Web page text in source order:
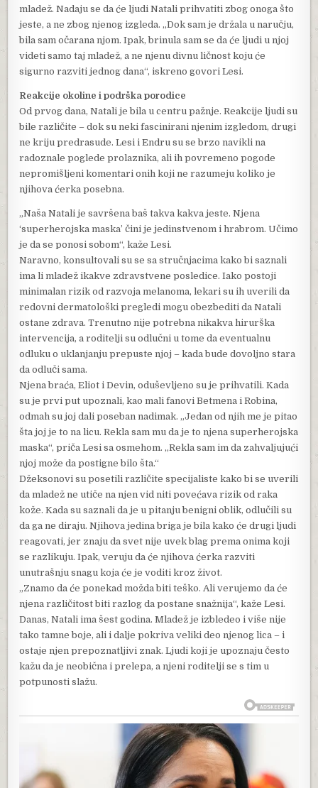
mladež. Nadaju se da će ljudi Natali prihvatiti zbog onoga što
jeste, a ne zbog njenog izgleda. „Dok sam je držala u naručju,
bila sam očarana njom. Ipak, brinula sam se da će ljudi u njoj
videti samo taj mladež, a ne njenu divnu ličnost koju će
sigurno razviti jednog dana“, iskreno govori Lesi.
Reakcije okoline i podrška porodice
Od prvog dana, Natali je bila u centru pažnje. Reakcije ljudi su
bile različite – dok su neki fascinirani njenim izgledom, drugi
ne kriju predrasude. Lesi i Endru su se brzo navikli na
radoznale poglede prolaznika, ali ih povremeno pogode
nepromišljeni komentari onih koji ne razumeju koliko je
njihova ćerka posebna.
„Naša Natali je savršena baš takva kakva jeste. Njena
‘superherojska maska’ čini je jedinstvenom i hrabrom. Učimo
je da se ponosi sobom“, kaže Lesi.
Naravno, konsultovali su se sa stručnjacima kako bi saznali
ima li mladež ikakve zdravstvene posledice. Iako postoji
minimalan rizik od razvoja melanoma, lekari su ih uverili da
redovni dermatološki pregledi mogu obezbediti da Natali
ostane zdrava. Trenutno nije potrebna nikakva hirurška
intervencija, a roditelji su odlučni u tome da eventualnu
odluku o uklanjanju prepuste njoj – kada bude dovoljno stara
da odluči sama.
Njena braća, Eliot i Devin, oduševljeno su je prihvatili. Kada
su je prvi put upoznali, kao mali fanovi Betmena i Robina,
odmah su joj dali poseban nadimak. „Jedan od njih me je pitao
šta joj je to na licu. Rekla sam mu da je to njena superherojska
maska“, priča Lesi sa osmehom. „Rekla sam im da zahvaljujući
njoj može da postigne bilo šta.“
Džeksonovi su posetili različite specijaliste kako bi se uverili
da mladež ne utiče na njen vid niti povećava rizik od raka
kože. Kada su saznali da je u pitanju benigni oblik, odlučili su
da ga ne diraju. Njihova jedina briga je bila kako će drugi ljudi
reagovati, jer znaju da svet nije uvek blag prema onima koji
se razlikuju. Ipak, veruju da će njihova ćerka razviti
unutrašnju snagu koja će je voditi kroz život.
„Znamo da će ponekad možda biti teško. Ali verujemo da će
njena različitost biti razlog da postane snažnija“, kaže Lesi.
Danas, Natali ima šest godina. Mladež je izbledeo i više nije
tako tamne boje, ali i dalje pokriva veliki deo njenog lica – i
ostaje njen prepoznatljivi znak. Ljudi koji je upoznaju često
kažu da je neobična i prelepa, a njeni roditelji se s tim u
potpunosti slažu.